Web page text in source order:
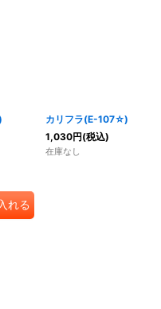
れる
カリフラ(E-107☆)
1,030円(税込)
在庫なし